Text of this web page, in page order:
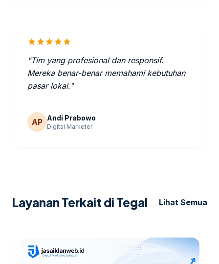
starstarstarstarstar
"Tim yang profesional dan responsif.
Mereka benar-benar memahami kebutuhan
pasar lokal."
AP Andi Prabowo
Digital Marketer
Layanan Terkait di Tegal Lihat Semua